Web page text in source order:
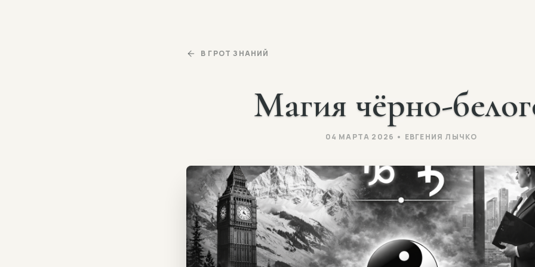
В ГРОТ ЗНАНИЙ
Магия чёрно-
04 МАРТА 2026 • ЕВГЕНИЯ ЛЫЧКО